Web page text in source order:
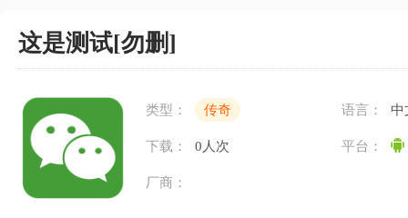
这是测试[勿删]
类型： 传奇 语言： 中
下载： 0人次 平台：
厂商：